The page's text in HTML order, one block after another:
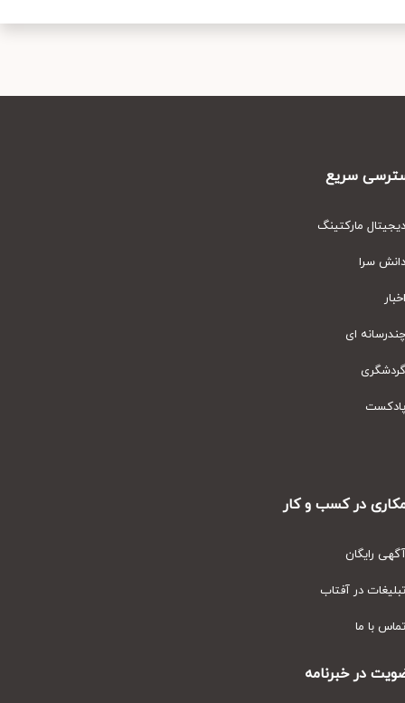
سریع
مارکتینگ
سرا
ای
در کسب و کار
رایگان
در آفتاب
با ما
در خبرنامه